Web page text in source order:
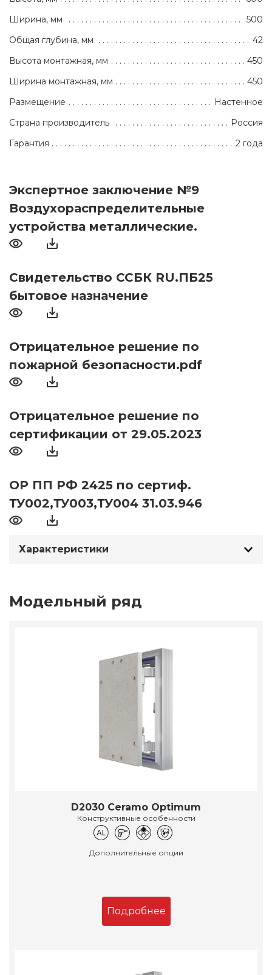
Ширина, мм
500
Общая глубина, мм
42
Высота монтажная, мм
450
Ширина монтажная, мм
450
Размещение
Настенное
Страна производитель
Россия
Гарантия
2 года
Экспертное заключение №9
Воздухораспределительные
устройства металлические.
Свидетельство ССБК RU.ПБ25
бытовое назначение
Отрицательное решение по
пожарной безопасности.pdf
Отрицательное решение по
сертификации от 29.05.2023
ОР ПП РФ 2425 по сертиф.
ТУ002,ТУ003,ТУ004 31.03.946
Характеристики
Модельный ряд
D2030 Ceramo Optimum
Конструктивные особенности
Дополнительные опции
Подробнее